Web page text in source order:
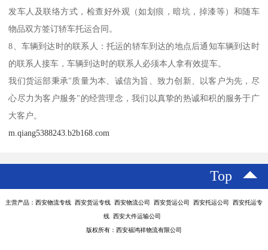
发车人及联络方式，检查好外观（如划痕，暗坑，掉漆等）和随车
物品双方签订轿车托运合同。
8、车辆到达时的联系人：托运的轿车到达的地点后通知车辆到达时
的联系人接车，车辆到达时的联系人必须本人拿有效提车。
我们货运部秉承"质量为本、诚信为旨、致力创新、以客户为先，尽
心尽力为客户服务"的经营理念，我们以真挚的热诚和积的服务于广
大客户。
m.qiang5388243.b2b168.com
Top
主营产品：西安物流专线 西安货运专线 西安物流公司 西安货运公司 西安托运公司 西安托运专
线 西安大件运输公司
版权所有：西安福鸿祥物流有限公司